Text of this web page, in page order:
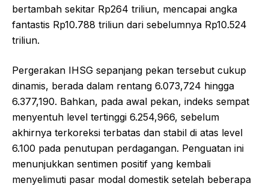
bertambah sekitar Rp264 triliun, mencapai angka
fantastis Rp10.788 triliun dari sebelumnya Rp10.524
triliun.
Pergerakan IHSG sepanjang pekan tersebut cukup
dinamis, berada dalam rentang 6.073,724 hingga
6.377,190. Bahkan, pada awal pekan, indeks sempat
menyentuh level tertinggi 6.254,966, sebelum
akhirnya terkoreksi terbatas dan stabil di atas level
6.100 pada penutupan perdagangan. Penguatan ini
menunjukkan sentimen positif yang kembali
menyelimuti pasar modal domestik setelah beberapa